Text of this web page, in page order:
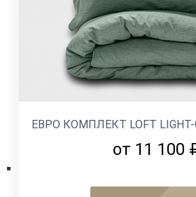
ЕВРО КОМПЛЕКТ LOFT LIGHT-
от 11 100